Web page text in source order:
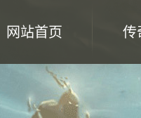
网站首页 传